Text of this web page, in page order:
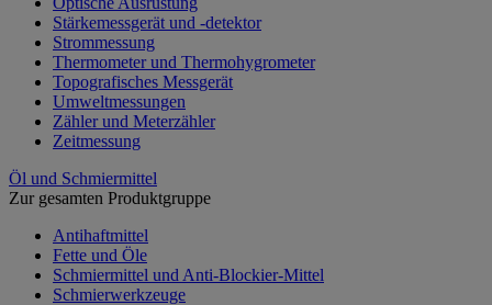
Stärkemessgerät und -detektor
Strommessung
Thermometer und Thermohygrometer
Topografisches Messgerät
Umweltmessungen
Zähler und Meterzähler
Zeitmessung
Öl und Schmiermittel
Zur gesamten Produktgruppe
Antihaftmittel
Fette und Öle
Schmiermittel und Anti-Blockier-Mittel
Schmierwerkzeuge